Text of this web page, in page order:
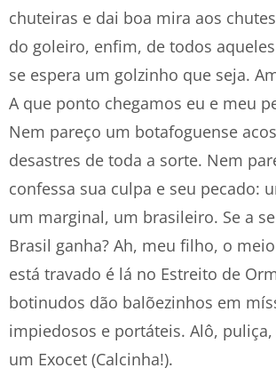
chuteiras e dai boa mira aos
do goleiro, enfim, de todos
se espera um golzinho que seja.
A que ponto chegamos eu e meu
Nem pareço um botafoguense
desastres de toda a sorte. Nem
confessa sua culpa e seu pecado:
um marginal, um brasileiro. Se a
Brasil ganha? Ah, meu filho, o
está travado é lá no Estreito de
botinudos dão balõezinhos em
impiedosos e portáteis. Alô,
um Exocet (Calcinha!).